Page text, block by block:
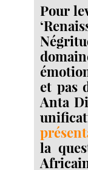
Pour
et pas
Anta
la